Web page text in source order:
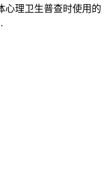
心理卫生普查时使用的